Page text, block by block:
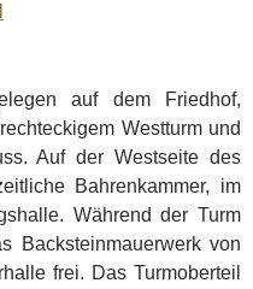
auf dem Friedhof,
Westturm und
Auf der Westseite des
Bahrenkammer, im
Während der Turm
Backsteinmauerwerk von
frei. Das Turmoberteil